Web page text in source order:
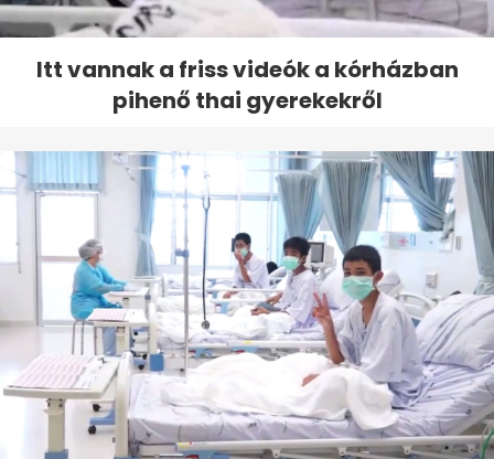
Itt vannak a friss videók a kórházban
pihenő thai gyerekekről